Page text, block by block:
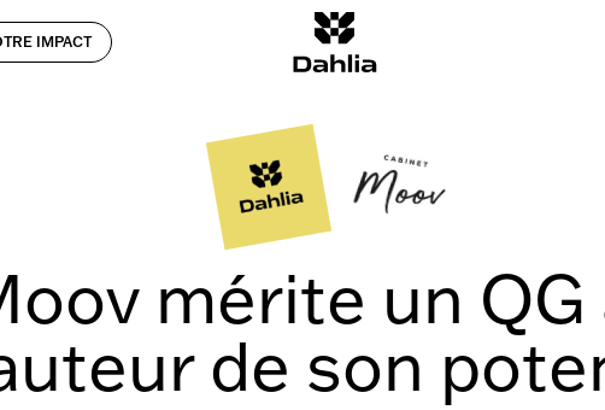
IMPACT
mérite un QG
de son